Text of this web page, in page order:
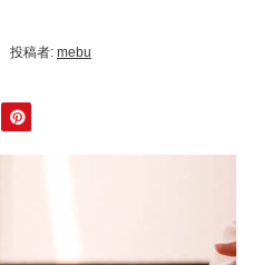
投稿者: mebu